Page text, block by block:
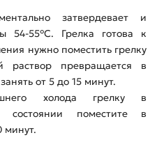
затвердевает и
54-55°С. Грелка готова к
нужно поместить грелку
раствор превращается в
от 5 до 15 минут.
холода грелку в
состоянии поместите в
минут.